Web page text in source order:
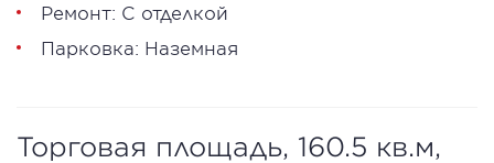
Ремонт: С отделкой
Парковка: Наземная
Торговая площадь, 160.5 кв.м,